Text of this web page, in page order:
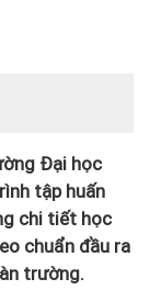
Đại học
tập huấn
chi tiết học
chuẩn đầu ra
trường.